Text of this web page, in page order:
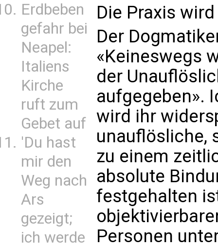
Erdbeben
gefahr bei
Neapel:
Italiens
Kirche
ruft zum
Gebet auf
'Du hast
mir den
Weg nach
Ars
gezeigt;
ich werde
Die Praxis
Der
«Keineswegs
der
aufgegeben».
wird ihr
unauflösliche,
zu einem
absolute
festgehalten
Personen